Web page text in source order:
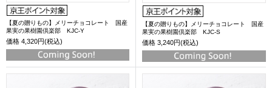
【夏の贈りもの】メリーチョコレート 国産
果実の果樹園倶楽部 KJC-Y
価格 4,320円(税込)
【夏の贈りもの】メリーチョコレート 国産
果実の果樹園倶楽部 KJC-S
価格 3,240円(税込)